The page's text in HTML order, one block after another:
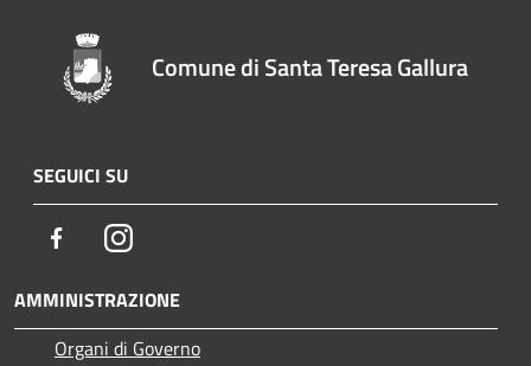
Comune di Santa Teresa Gallura
SEGUICI SU
FacebookInstagram
AMMINISTRAZIONE
Organi di Governo